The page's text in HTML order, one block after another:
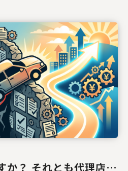
か？ それとも代理店…